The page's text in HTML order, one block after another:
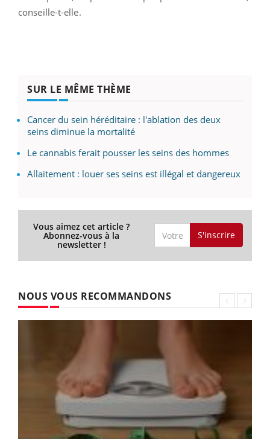
retrouver avec des seins asymétriques. « Or, un sein
Pour le Dr Nathalie Bricout, cette pratique est
aberrante et nuisisble à l'image de la femme. « Avoir
des gros seins pour une soirée, c'est du marketing
poussé à l'extrême. Si on a la trouille de se faire poser
des implants, n'optez surtout pas pour cette solution »,
SUR LE MÊME THÈME
Le cannabis ferait pousser les seins des hommes
Allaitement : louer ses seins est illégal et dangereux
Vous aimez cet article ?
Abonnez-vous à la
newsletter !
S'inscrire